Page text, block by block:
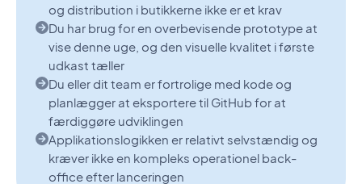
og distribution i butikkerne ikke er et krav
Du har brug for en overbevisende prototype at
vise denne uge, og den visuelle kvalitet i første
udkast tæller
Du eller dit team er fortrolige med kode og
planlægger at eksportere til GitHub for at
færdiggøre udviklingen
Applikationslogikken er relativt selvstændig og
kræver ikke en kompleks operationel back-
office efter lanceringen